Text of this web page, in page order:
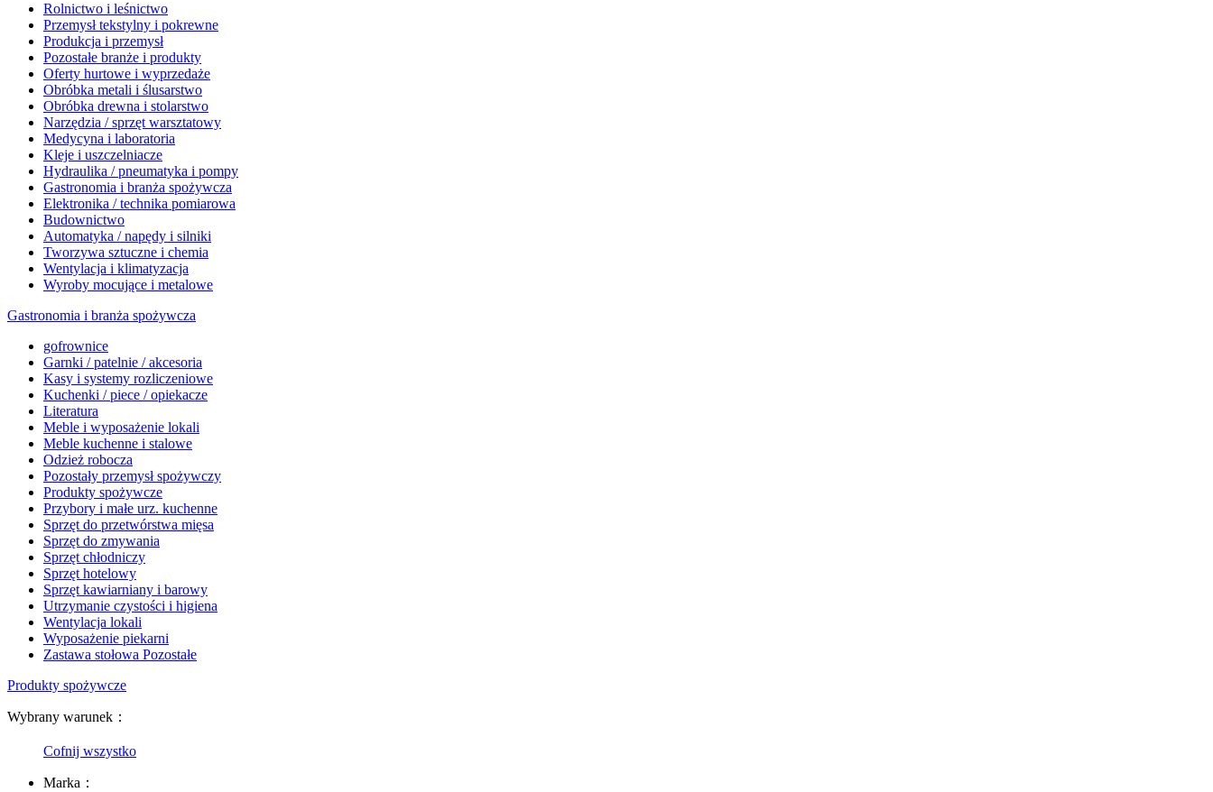
Rolnictwo i leśnictwo
Przemysł tekstylny i pokrewne
Produkcja i przemysł
Pozostałe branże i produkty
Oferty hurtowe i wyprzedaże
Obróbka metali i ślusarstwo
Obróbka drewna i stolarstwo
Narzędzia / sprzęt warsztatowy
Medycyna i laboratoria
Kleje i uszczelniacze
Hydraulika / pneumatyka i pompy
Gastronomia i branża spożywcza
Elektronika / technika pomiarowa
Budownictwo
Automatyka / napędy i silniki
Tworzywa sztuczne i chemia
Wentylacja i klimatyzacja
Wyroby mocujące i metalowe
Gastronomia i branża spożywcza
gofrownice
Garnki / patelnie / akcesoria
Kasy i systemy rozliczeniowe
Kuchenki / piece / opiekacze
Literatura
Meble i wyposażenie lokali
Meble kuchenne i stalowe
Odzież robocza
Pozostały przemysł spożywczy
Produkty spożywcze
Przybory i małe urz. kuchenne
Sprzęt do przetwórstwa mięsa
Sprzęt do zmywania
Sprzęt chłodniczy
Sprzęt hotelowy
Sprzęt kawiarniany i barowy
Utrzymanie czystości i higiena
Wentylacja lokali
Wyposażenie piekarni
Zastawa stołowa Pozostałe
Produkty spożywcze
Wybrany warunek：
Cofnij wszystko
Marka：